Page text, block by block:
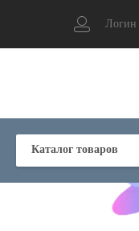
Логин
Каталог товаров